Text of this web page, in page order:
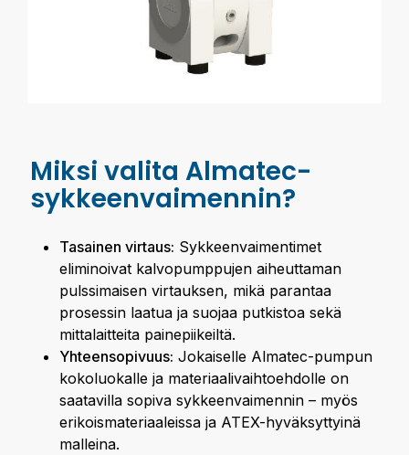
Miksi valita Almatec-
sykkeenvaimennin?
Tasainen virtaus: Sykkeenvaimentimet
eliminoivat kalvopumppujen aiheuttaman
pulssimaisen virtauksen, mikä parantaa
prosessin laatua ja suojaa putkistoa sekä
mittalaitteita painepiikeiltä.
Yhteensopivuus: Jokaiselle Almatec-pumpun
kokoluokalle ja materiaalivaihtoehdolle on
saatavilla sopiva sykkeenvaimennin – myös
erikoismateriaaleissa ja ATEX-hyväksyttyinä
malleina.